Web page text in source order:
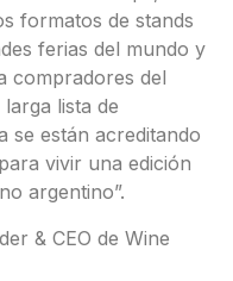
formatos de stands
ferias del mundo y
compradores del
lista de
se están acreditando
vivir una edición
argentino”.
& CEO de Wine